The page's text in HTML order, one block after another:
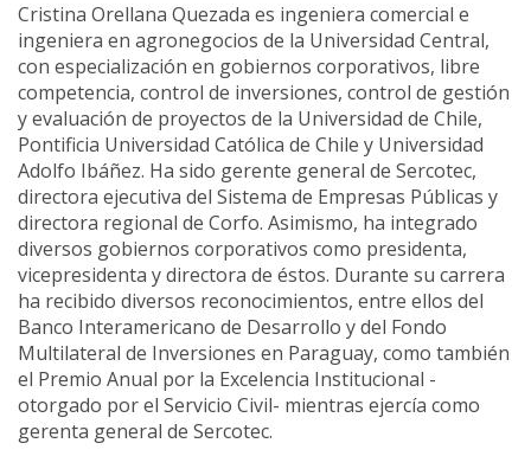
Cristina Orellana Quezada es ingeniera comercial e
ingeniera en agronegocios de la Universidad Central,
con especialización en gobiernos corporativos, libre
competencia, control de inversiones, control de gestión
y evaluación de proyectos de la Universidad de Chile,
Pontificia Universidad Católica de Chile y Universidad
Adolfo Ibáñez. Ha sido gerente general de Sercotec,
directora ejecutiva del Sistema de Empresas Públicas y
directora regional de Corfo. Asimismo, ha integrado
diversos gobiernos corporativos como presidenta,
vicepresidenta y directora de éstos. Durante su carrera
ha recibido diversos reconocimientos, entre ellos del
Banco Interamericano de Desarrollo y del Fondo
Multilateral de Inversiones en Paraguay, como también
el Premio Anual por la Excelencia Institucional -
otorgado por el Servicio Civil- mientras ejercía como
gerenta general de Sercotec.